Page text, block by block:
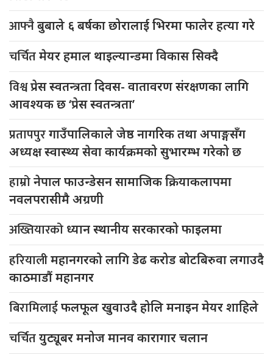
आफ्नैबुबाले ६ बर्षका छोरालाई भिरमा फालेर हत्या गरे
चर्चितमेयर हमाल थाइल्यान्डमा विकास सिक्दै
विश्वप्रेस स्वतन्त्रता दिवस- वातावरण संरक्षणका लागि
आवश्यक छ ‘प्रेस स्वतन्त्रता’
प्रतापपुरगाउँपालिकाले जेष्ठ नागरिक तथा अपाङ्गसँग
अध्यक्ष स्वास्थ्य सेवा कार्यक्रमको सुभारम्भ गरेको छ
हाम्रोनेपाल फाउन्डेसन सामाजिक क्रियाकलापमा
नवलपरासीमै अग्रणी
अख्तियारको ध्यान स्थानीय सरकारको फाइलमा
हरियालीमहानगरको लागि डेढ करोड बोटबिरुवा लगाउदै
काठमाडौं महानगर
बिरामिलाईफलफूल खुवाउदै होलि मनाइन मेयर शाहिले
चर्चितयुट्यूबर मनोज मानव कारागार चलान